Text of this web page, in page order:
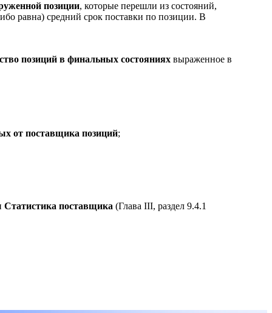
позиции, которые перешли из состояний,
равна) средний срок поставки по позиции. В
позиций в финальных состояниях выраженное в
от поставщика позиций;
Статистика поставщика (Глава III, раздел 9.4.1